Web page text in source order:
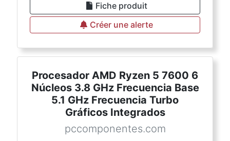
Fiche produit
Créer une alerte
Procesador AMD Ryzen 5 7600 6
Núcleos 3.8 GHz Frecuencia Base
5.1 GHz Frecuencia Turbo
Gráficos Integrados
pccomponentes.com